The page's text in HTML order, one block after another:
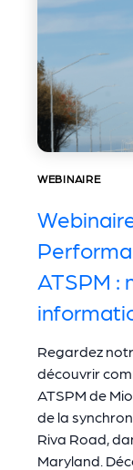
WEBINAIRE
ATSPM :
Regardez
découvrir
ATSPM de
de la
Riva Road,
Maryland.